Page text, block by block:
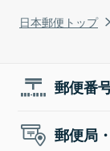
日本郵便トップ
郵便番
郵便局